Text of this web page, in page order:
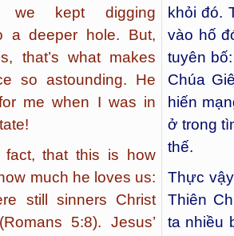
we kept digging
a deeper hole. But,
that’s what makes
so astounding. He
me when I was in
fact, that this is how
much he loves us:
still sinners Christ
5:8). Jesus’
khỏi đó.
vào hố
tuyên
Chúa
hiến
ở trong
thế.
Thực
Thiên
ta nhiều